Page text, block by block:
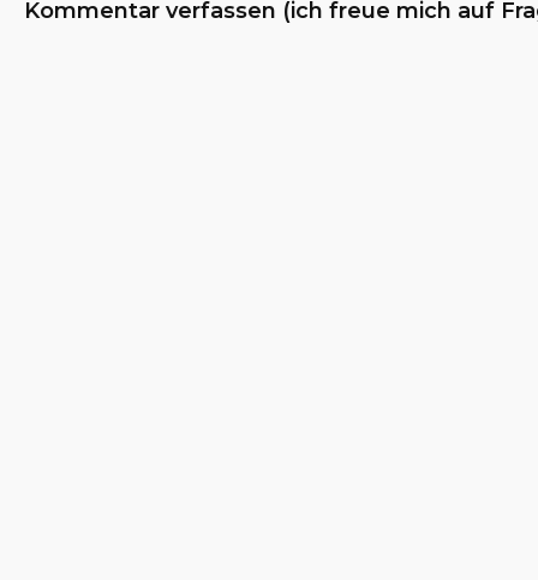
Kommentar verfassen (ich freue mich auf